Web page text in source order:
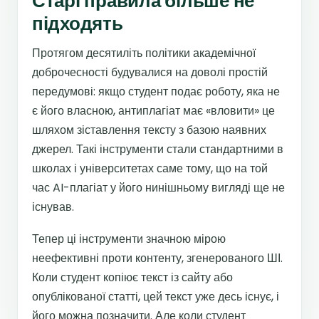
підходять
Протягом десятиліть політики академічної
доброчесності будувалися на доволі простій
передумові: якщо студент подає роботу, яка не
є його власною, антиплагіат має «вловити» це
шляхом зіставлення тексту з базою наявних
джерел. Такі інструменти стали стандартними в
школах і університетах саме тому, що на той
час AI-плагіат у його нинішньому вигляді ще не
існував.
Тепер ці інструменти значною мірою
неефективні проти контенту, згенерованого ШІ.
Коли студент копіює текст із сайту або
опублікованої статті, цей текст уже десь існує, і